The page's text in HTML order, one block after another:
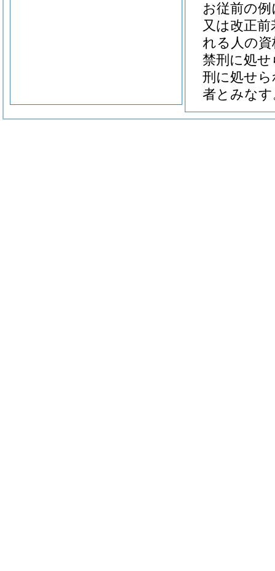
お従前の
又は改正
れる人の
禁刑に処
刑に処せ
者とみなす